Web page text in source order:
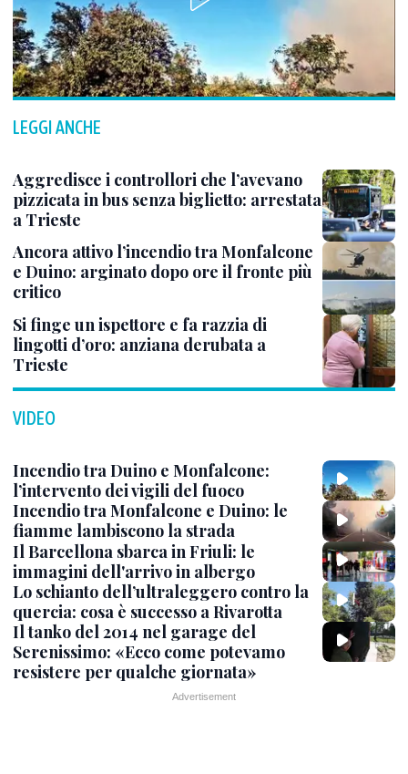
LEGGI ANCHE
Aggredisce i controllori che l’avevano
pizzicata in bus senza biglietto: arrestata
a Trieste
Ancora attivo l’incendio tra Monfalcone
e Duino: arginato dopo ore il fronte più
critico
Si finge un ispettore e fa razzia di
lingotti d’oro: anziana derubata a
Trieste
VIDEO
Incendio tra Duino e Monfalcone:
l’intervento dei vigili del fuoco
Incendio tra Monfalcone e Duino: le
fiamme lambiscono la strada
Il Barcellona sbarca in Friuli: le
immagini dell'arrivo in albergo
Lo schianto dell’ultraleggero contro la
quercia: cosa è successo a Rivarotta
Il tanko del 2014 nel garage del
Serenissimo: «Ecco come potevamo
resistere per qualche giornata»